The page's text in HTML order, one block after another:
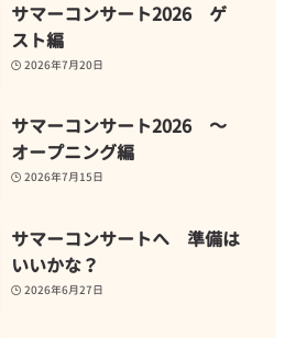
サマーコンサート2026 ゲ
スト編
2026年7月20日
サマーコンサート2026 ～
オープニング編
2026年7月15日
サマーコンサートへ 準備は
いいかな？
2026年6月27日